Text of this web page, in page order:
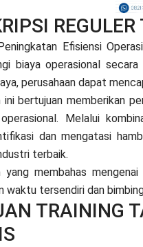
Efisiensi
biaya operasional
perusahaan dapat
ini bertujuan memberikan
Melalui
dan mengatasi
terbaik.
yang membahas
waktu tersendiri dan
TRAINING